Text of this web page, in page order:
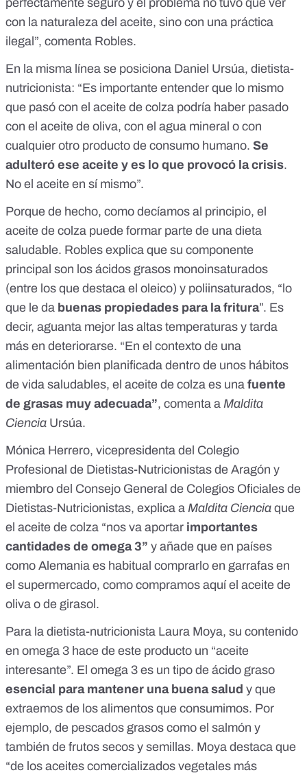
con la naturaleza del aceite, sino con una práctica
ilegal”, comenta Robles.
En la misma línea se posiciona Daniel Ursúa, dietista-
nutricionista: “Es importante entender que lo mismo
que pasó con el aceite de colza podría haber pasado
con el aceite de oliva, con el agua mineral o con
cualquier otro producto de consumo humano. Se
adulteró ese aceite y es lo que provocó la crisis.
No el aceite en sí mismo”.
Porque de hecho, como decíamos al principio, el
aceite de colza puede formar parte de una dieta
saludable. Robles explica que su componente
principal son los ácidos grasos monoinsaturados
(entre los que destaca el oleico) y poliinsaturados, “lo
que le da buenas propiedades para la fritura”. Es
decir, aguanta mejor las altas temperaturas y tarda
más en deteriorarse. “En el contexto de una
alimentación bien planificada dentro de unos hábitos
de vida saludables, el aceite de colza es una fuente
de grasas muy adecuada”, comenta a Maldita
Ciencia Ursúa.
Mónica Herrero, vicepresidenta del Colegio
Profesional de Dietistas-Nutricionistas de Aragón y
miembro del Consejo General de Colegios Oficiales de
Dietistas-Nutricionistas, explica a Maldita Ciencia que
el aceite de colza “nos va aportar importantes
cantidades de omega 3” y añade que en países
como Alemania es habitual comprarlo en garrafas en
el supermercado, como compramos aquí el aceite de
oliva o de girasol.
Para la dietista-nutricionista Laura Moya, su contenido
en omega 3 hace de este producto un “aceite
interesante”. El omega 3 es un tipo de ácido graso
esencial para mantener una buena salud y que
extraemos de los alimentos que consumimos. Por
ejemplo, de pescados grasos como el salmón y
también de frutos secos y semillas. Moya destaca que
“de los aceites comercializados vegetales más